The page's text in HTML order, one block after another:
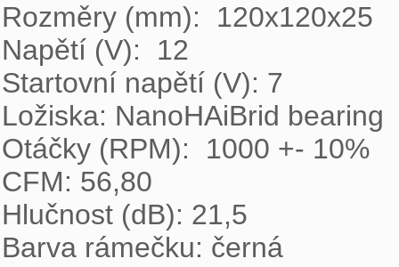
Rozměry (mm):  120x120x25
Napětí (V):  12
Startovní napětí (V): 7
Ložiska: NanoHAiBrid bearing
Otáčky (RPM):  1000 +- 10%
CFM: 56,80
Hlučnost (dB): 21,5
Barva rámečku: černá